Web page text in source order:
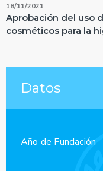
18/11/2021
Aprobación del uso
cosméticos para la
Datos
Año de Fundación